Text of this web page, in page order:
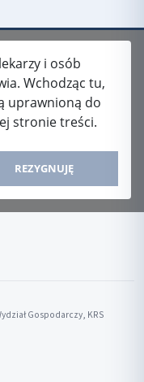
i osób
Wchodząc tu,
uprawnioną do
stronie treści.
REZYGNUJĘ
Gospodarczy, KRS